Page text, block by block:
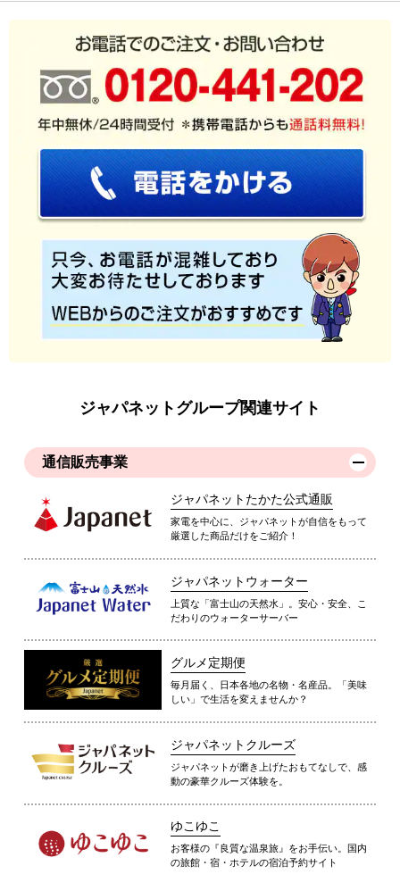
ジャパネットグループ関連サイト
通信販売事業
ジャパネットたかた公式通販
家電を中心に、ジャパネットが自信をもって
厳選した商品だけをご紹介！
ジャパネットウォーター
上質な「富士山の天然水」。安心・安全、こ
だわりのウォーターサーバー
グルメ定期便
毎月届く、日本各地の名物・名産品。「美味
しい」で生活を変えませんか？
ジャパネットクルーズ
ジャパネットが磨き上げたおもてなしで、感
動の豪華クルーズ体験を。
ゆこゆこ
お客様の『良質な温泉旅』をお手伝い。国内
の旅館・宿・ホテルの宿泊予約サイト